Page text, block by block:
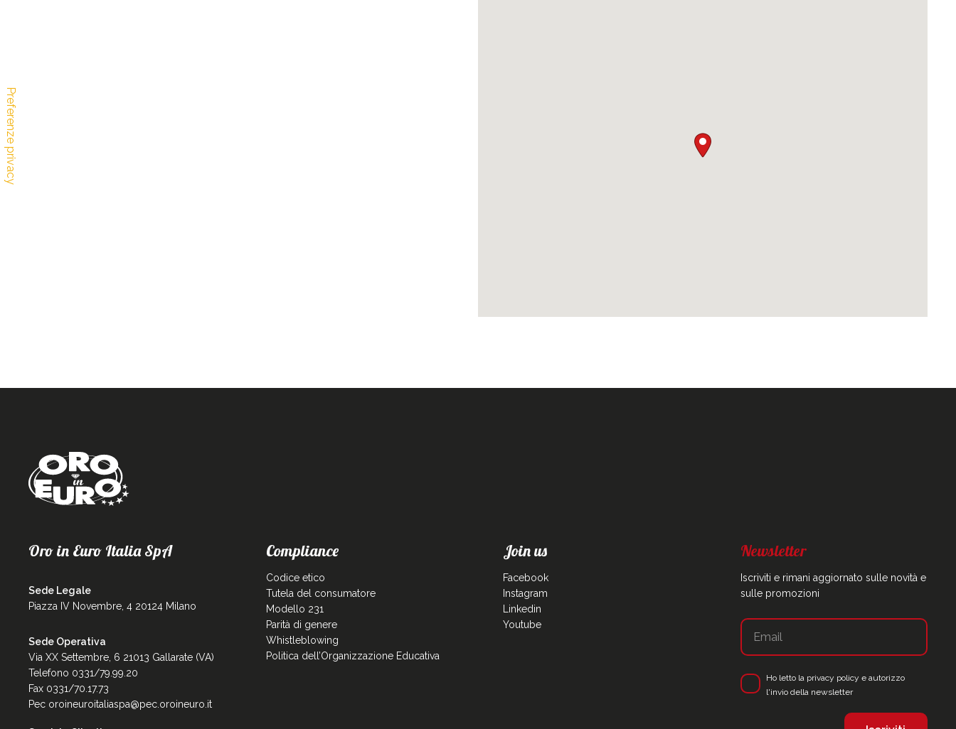
Oro in Euro Italia SpA
Sede Legale
Piazza IV Novembre, 4 20124 Milano
Sede Operativa
Via XX Settembre, 6 21013 Gallarate (VA)
Telefono 0331/79.99.20
Fax 0331/70.17.73
Pec oroineuroitaliaspa@pec.oroineuro.it
Compliance
Codice etico
Tutela del consumatore
Modello 231
Parità di genere
Whistleblowing
Politica dell’Organizzazione Educativa
Join us
Facebook
Instagram
Linkedin
Youtube
Newsletter
Iscriviti e rimani aggiornato sulle novità e
sulle promozioni
Ho letto la privacy policy e autorizzo
l'invio della newsletter